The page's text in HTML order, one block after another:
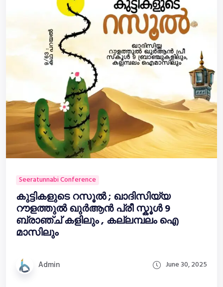
Seeratunnabi Conference
കുട്ടികളുടെ റസൂൽ ; ഖാദിസിയ്യ
റൗളത്തുൽ ഖുർആൻ പ്രീ സ്കൂൾ 9
ബ്രാഞ്ച് കളിലും , കല്ലമ്പലം ഐ
മാസിലും
Admin June 30, 2025